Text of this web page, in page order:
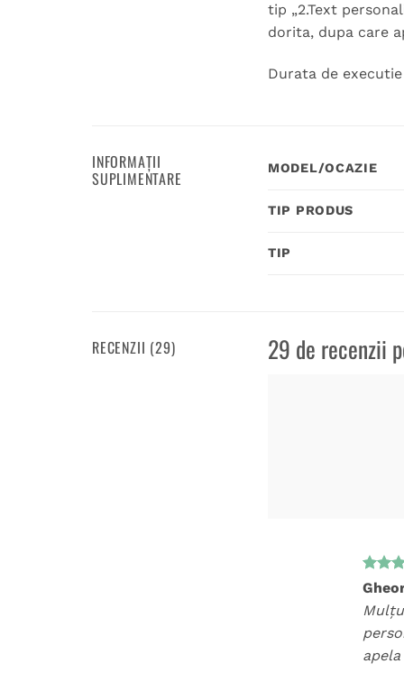
tip „2.Text
dorita, dupa care
Durata de
INFORMAȚII
SUPLIMENTARE MODEL/OCAZIE
TIP PRODUS
TIP
RECENZII (29) 29 de recenzii
din